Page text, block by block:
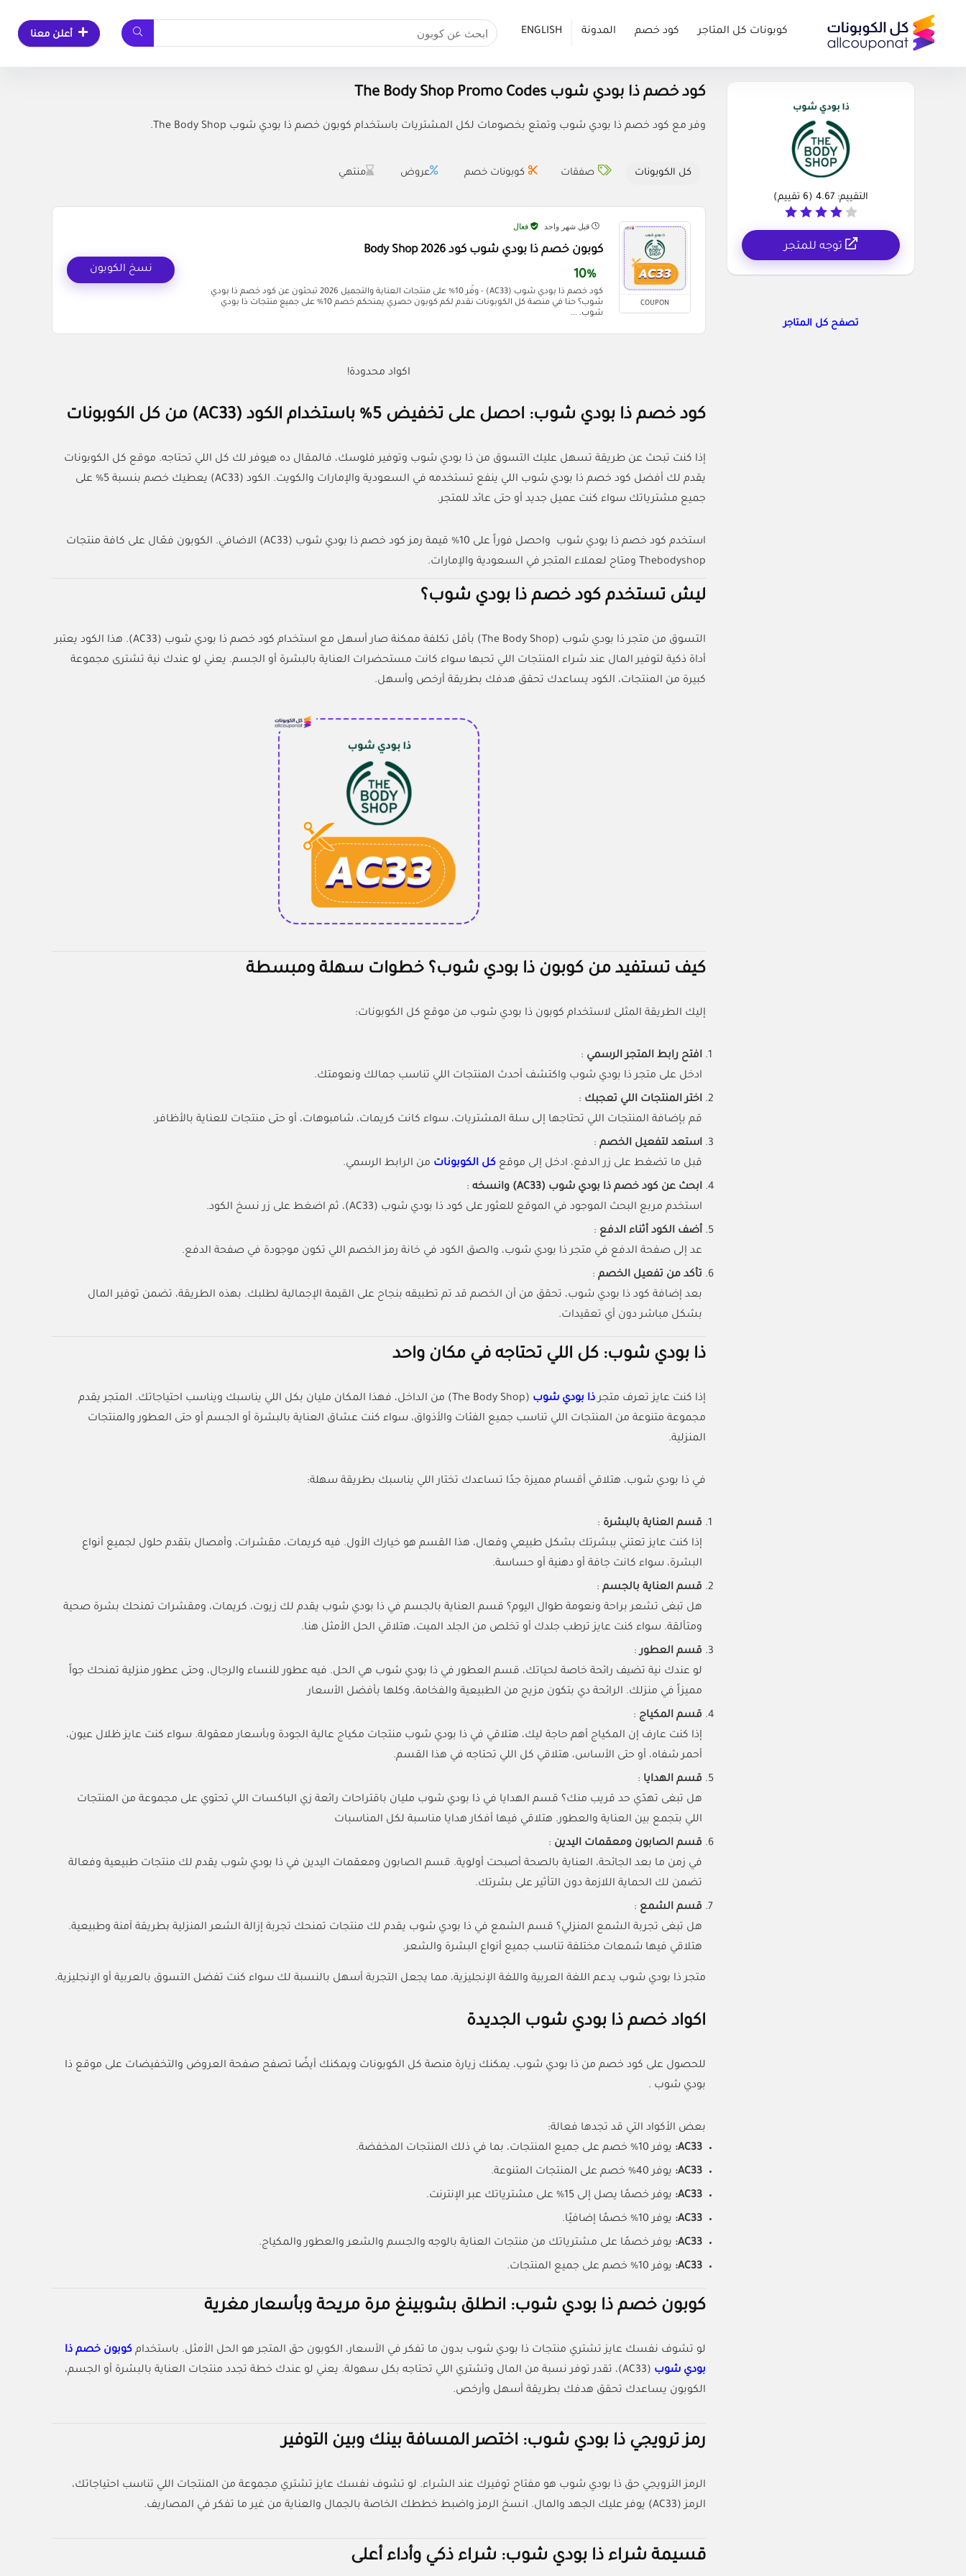
كوبونات كل المتاجر كود خصم المدونة ENGLISH أعلن معنا
كود خصم ذا بودي شوب The Body Shop Promo Codes
وفر مع كود خصم ذا بودي شوب وتمتع بخصومات لكل المشتريات باستخدام كوبون خصم ذا بودي شوب The Body Shop.
التقييم: 4.67
(
6 تقييم)
توجه للمتجر
كل الكوبونات صفقات كوبونات خصم عروض منتهي
COUPON
قبل شهر واحد فعال
كوبون خصم ذا بودي شوب كود Body Shop 2026
10%
كود خصم ذا بودي شوب (AC33) - وفّر 10% على منتجات العناية والتجميل 2026 تبحثون عن كود خصم ذا بودي
شوب؟ حنا في منصة كل الكوبونات نقدم لكم كوبون حصري يمنحكم خصم 10% على جميع منتجات ذا بودي
شوب. ...
نسخ الكوبون
اكواد محدودة!
كود خصم ذا بودي شوب: احصل على تخفيض 5% باستخدام الكود (AC33) من كل الكوبونات
إذا كنت تبحث عن طريقة تسهل عليك التسوق من ذا بودي شوب وتوفير فلوسك، فالمقال ده هيوفر لك كل اللي تحتاجه. موقع كل الكوبونات
يقدم لك أفضل كود خصم ذا بودي شوب اللي ينفع تستخدمه في السعودية والإمارات والكويت. الكود (AC33) يعطيك خصم بنسبة 5% على
جميع مشترياتك سواء كنت عميل جديد أو حتى عائد للمتجر.
استخدم كود خصم ذا بودي شوب واحصل فوراً على 10% قيمة رمز كود خصم ذا بودي شوب (AC33) الاضافي. الكوبون فعّال على كافة منتجات
Thebodyshop ومتاح لعملاء المتجر في السعودية والإمارات.
ليش تستخدم كود خصم ذا بودي شوب؟
التسوق من متجر ذا بودي شوب (The Body Shop) بأقل تكلفة ممكنة صار أسهل مع استخدام كود خصم ذا بودي شوب (AC33). هذا الكود يعتبر
أداة ذكية لتوفير المال عند شراء المنتجات اللي تحبها سواء كانت مستحضرات العناية بالبشرة أو الجسم. يعني لو عندك نية تشترى مجموعة
كبيرة من المنتجات، الكود يساعدك تحقق هدفك بطريقة أرخص وأسهل.
كيف تستفيد من كوبون ذا بودي شوب؟ خطوات سهلة ومبسطة
إليك الطريقة المثلى لاستخدام كوبون ذا بودي شوب من موقع كل الكوبونات:
افتح رابط المتجر الرسمي :
ادخل على متجر ذا بودي شوب واكتشف أحدث المنتجات اللي تناسب جمالك ونعومتك.
اختر المنتجات اللي تعجبك :
قم بإضافة المنتجات اللي تحتاجها إلى سلة المشتريات، سواء كانت كريمات، شامبوهات، أو حتى منتجات للعناية بالأظافر.
استعد لتفعيل الخصم :
قبل ما تضغط على زر الدفع، ادخل إلى موقع كل الكوبونات من الرابط الرسمي.
ابحث عن كود خصم ذا بودي شوب (AC33) وانسخه
:
استخدم مربع البحث الموجود في الموقع للعثور على كود ذا بودي شوب (AC33)، ثم اضغط على زر نسخ الكود.
أضف الكود أثناء الدفع :
عد إلى صفحة الدفع في متجر ذا بودي شوب، والصق الكود في خانة رمز الخصم اللي تكون موجودة في صفحة الدفع.
تأكد من تفعيل الخصم :
بعد إضافة كود ذا بودي شوب، تحقق من أن الخصم قد تم تطبيقه بنجاح على القيمة الإجمالية لطلبك. بهذه الطريقة، تضمن توفير المال
بشكل مباشر دون أي تعقيدات.
ذا بودي شوب: كل اللي تحتاجه في مكان واحد
إذا كنت عايز تعرف متجر ذا بودي شوب
(The Body Shop) من الداخل، فهذا المكان مليان بكل اللي يناسبك ويناسب احتياجاتك. المتجر يقدم
مجموعة متنوعة من المنتجات اللي تناسب جميع الفئات والأذواق، سواء كنت عشاق العناية بالبشرة أو الجسم أو حتى العطور والمنتجات
المنزلية.
في ذا بودي شوب، هتلاقي أقسام مميزة جدًا تساعدك تختار اللي يناسبك بطريقة سهلة:
قسم العناية بالبشرة :
إذا كنت عايز تعتني ببشرتك بشكل طبيعي وفعال، هذا القسم هو خيارك الأول. فيه كريمات، مقشرات، وأمصال بتقدم حلول لجميع أنواع
البشرة، سواء كانت جافة أو دهنية أو حساسة.
قسم العناية بالجسم :
هل تبغى تشعر براحة ونعومة طوال اليوم؟ قسم العناية بالجسم في ذا بودي شوب يقدم لك زيوت، كريمات، ومقشرات تمنحك بشرة صحية
ومتألقة. سواء كنت عايز ترطب جلدك أو تخلص من الجلد الميت، هتلاقي الحل الأمثل هنا.
قسم العطور:
لو عندك نية تضيف رائحة خاصة لحياتك، قسم العطور في ذا بودي شوب هي الحل. فيه عطور للنساء والرجال، وحتى عطور منزلية تمنحك جواً
مميزاً في منزلك. الرائحة دي بتكون مزيج من الطبيعية والفخامة، وكلها بأفضل الأسعار
قسم المكياج :
إذا كنت عارف إن المكياج أهم حاجة ليك، هتلاقي في ذا بودي شوب منتجات مكياج عالية الجودة وبأسعار معقولة. سواء كنت عايز ظلال عيون،
أحمر شفاه، أو حتى الأساس، هتلاقي كل اللي تحتاجه في هذا القسم.
قسم الهدايا :
هل تبغى تهدّي حد قريب منك؟ قسم الهدايا في ذا بودي شوب مليان باقتراحات رائعة زي الباكسات اللي تحتوي على مجموعة من المنتجات
اللي بتجمع بين العناية والعطور. هتلاقي فيها أفكار هدايا مناسبة لكل المناسبات
قسم الصابون ومعقمات اليدين :
في زمن ما بعد الجائحة، العناية بالصحة أصبحت أولوية. قسم الصابون ومعقمات اليدين في ذا بودي شوب يقدم لك منتجات طبيعية وفعالة
تضمن لك الحماية اللازمة دون التأثير على بشرتك.
قسم الشمع :
هل تبغى تجربة الشمع المنزلي؟ قسم الشمع في ذا بودي شوب يقدم لك منتجات تمنحك تجربة إزالة الشعر المنزلية بطريقة آمنة وطبيعية.
هتلاقي فيها شمعات مختلفة تناسب جميع أنواع البشرة والشعر.
متجر ذا بودي شوب يدعم اللغة العربية واللغة الإنجليزية، مما يجعل التجربة أسهل بالنسبة لك سواء كنت تفضل التسوق بالعربية أو الإنجليزية.
اكواد خصم ذا بودي شوب الجديدة
للحصول على كود خصم من ذا بودي شوب، يمكنك زيارة منصة كل الكوبونات ويمكنك أيضًا تصفح صفحة العروض والتخفيضات على موقع ذا
بودي شوب .
بعض الأكواد التي قد تجدها فعالة:
AC33: يوفر 10% خصم على جميع المنتجات، بما في ذلك المنتجات المخفضة.
AC33: يوفر 40% خصم على المنتجات المتنوعة.
AC33: يوفر خصمًا يصل إلى 15% على مشترياتك عبر الإنترنت.
AC33: يوفر 10% خصمًا إضافيًا.
AC33: يوفر خصمًا على مشترياتك من منتجات العناية بالوجه والجسم والشعر والعطور والمكياج.
AC33: يوفر 10% خصم على جميع المنتجات.
كوبون خصم ذا بودي شوب: انطلق بشوبينغ مرة مريحة وبأسعار مغرية
لو تشوف نفسك عايز تشتري منتجات ذا بودي شوب بدون ما تفكر في الأسعار، الكوبون حق المتجر هو الحل الأمثل. باستخدام كوبون خصم ذا
بودي شوب
(AC33)، تقدر توفر نسبة من المال وتشتري اللي تحتاجه بكل سهولة. يعني لو عندك خطة تجدد منتجات العناية بالبشرة أو الجسم،
الكوبون يساعدك تحقق هدفك بطريقة أسهل وأرخص.
رمز ترويجي ذا بودي شوب: اختصر المسافة بينك وبين التوفير
الرمز الترويجي حق ذا بودي شوب هو مفتاح توفيرك عند الشراء. لو تشوف نفسك عايز تشتري مجموعة من المنتجات اللي تناسب احتياجاتك،
الرمز (AC33) يوفر عليك الجهد والمال. انسخ الرمز واضبط خططك الخاصة بالجمال والعناية من غير ما تفكر في المصاريف.
قسيمة شراء ذا بودي شوب: شراء ذكي وأداء أعلى
تصفح كل المتاجر